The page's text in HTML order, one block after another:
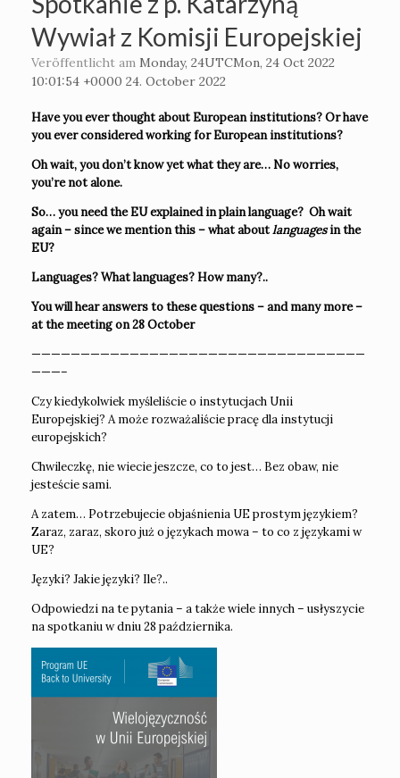
Wywiał z Komisji Europejskiej
Veröffentlicht am Monday, 24UTCMon, 24 Oct 2022
10:01:54 +0000 24. October 2022
Have you ever thought about European institutions? Or have
you ever considered working for European institutions?
Oh wait, you don’t know yet what they are… No worries,
you’re not alone.
So… you need the EU explained in plain language? Oh wait
again – since we mention this – what aboutlanguagesin the
EU?
Languages? What languages? How many?..
You will hear answers to these questions – and many more –
at the meeting on 28 October
——————————————————————————————————
———–
Czy kiedykolwiek myśleliście o instytucjach Unii
Europejskiej? A może rozważaliście pracę dla instytucji
europejskich?
Chwileczkę, nie wiecie jeszcze, co to jest… Bez obaw, nie
jesteście sami.
A zatem… Potrzebujecie objaśnienia UE prostym językiem?
Zaraz, zaraz, skoro już o językach mowa – to co z językami w
UE?
Języki? Jakie języki? Ile?..
Odpowiedzi na te pytania – a także wiele innych – usłyszycie
na spotkaniu w dniu 28 października.